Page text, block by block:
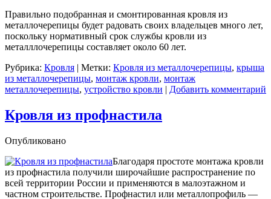
Правильно подобранная и смонтированная кровля из
металлочерепицы будет радовать своих владельцев много лет,
поскольку нормативный срок службы кровли из
металллочерепицы составляет около 60 лет.
Рубрика: Кровля | Метки: Кровля из металлочерепицы, крыша
из металлочерепицы, монтаж кровли, монтаж
металлочерепицы, устройство кровли | Добавить комментарий
Кровля из профнастила
Опубликовано
Благодаря простоте монтажа кровли
из профнастила получили широчайшие распространение по
всей территории России и применяются в малоэтажном и
частном строительстве. Профнастил или металлопрофиль —